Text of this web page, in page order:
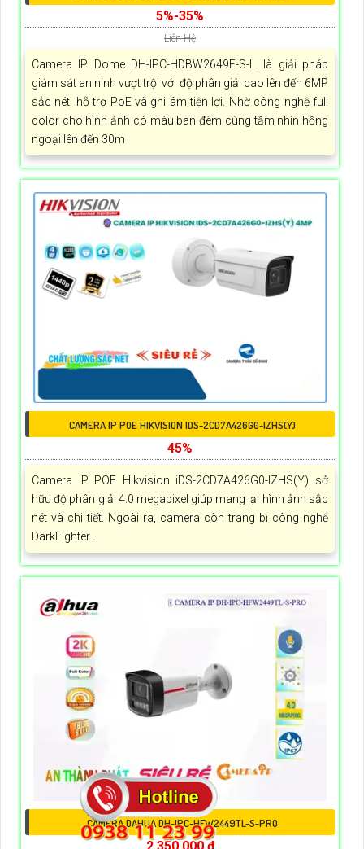
5%-35%
Liên Hệ
Camera IP Dome DH-IPC-HDBW2649E-S-IL là giải pháp
giám sát an ninh vượt trội với độ phân giải cao lên đến 6MP
sắc nét, hỗ trợ PoE và ghi âm tiện lợi. Nhờ công nghệ full
color cho hình ảnh có màu ban đêm cùng tầm nhìn hồng
ngoại lên đến 30m
CAMERA IP POE HIKVISION IDS-2CD7A426G0-IZHS(Y)
45%
Camera IP POE Hikvision iDS-2CD7A426G0-IZHS(Y) sở
hữu độ phân giải 4.0 megapixel giúp mang lại hình ảnh sắc
nét và chi tiết. Ngoài ra, camera còn trang bị công nghệ
DarkFighter...
CAMERA DAHUA DH-IPC-HFW2449TL-S-PRO